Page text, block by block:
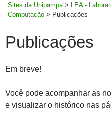
Sites da Unipampa > LEA -
Computação > Publicações
Publicações
Em breve!
Você pode acompanhar as
e visualizar o histórico nas